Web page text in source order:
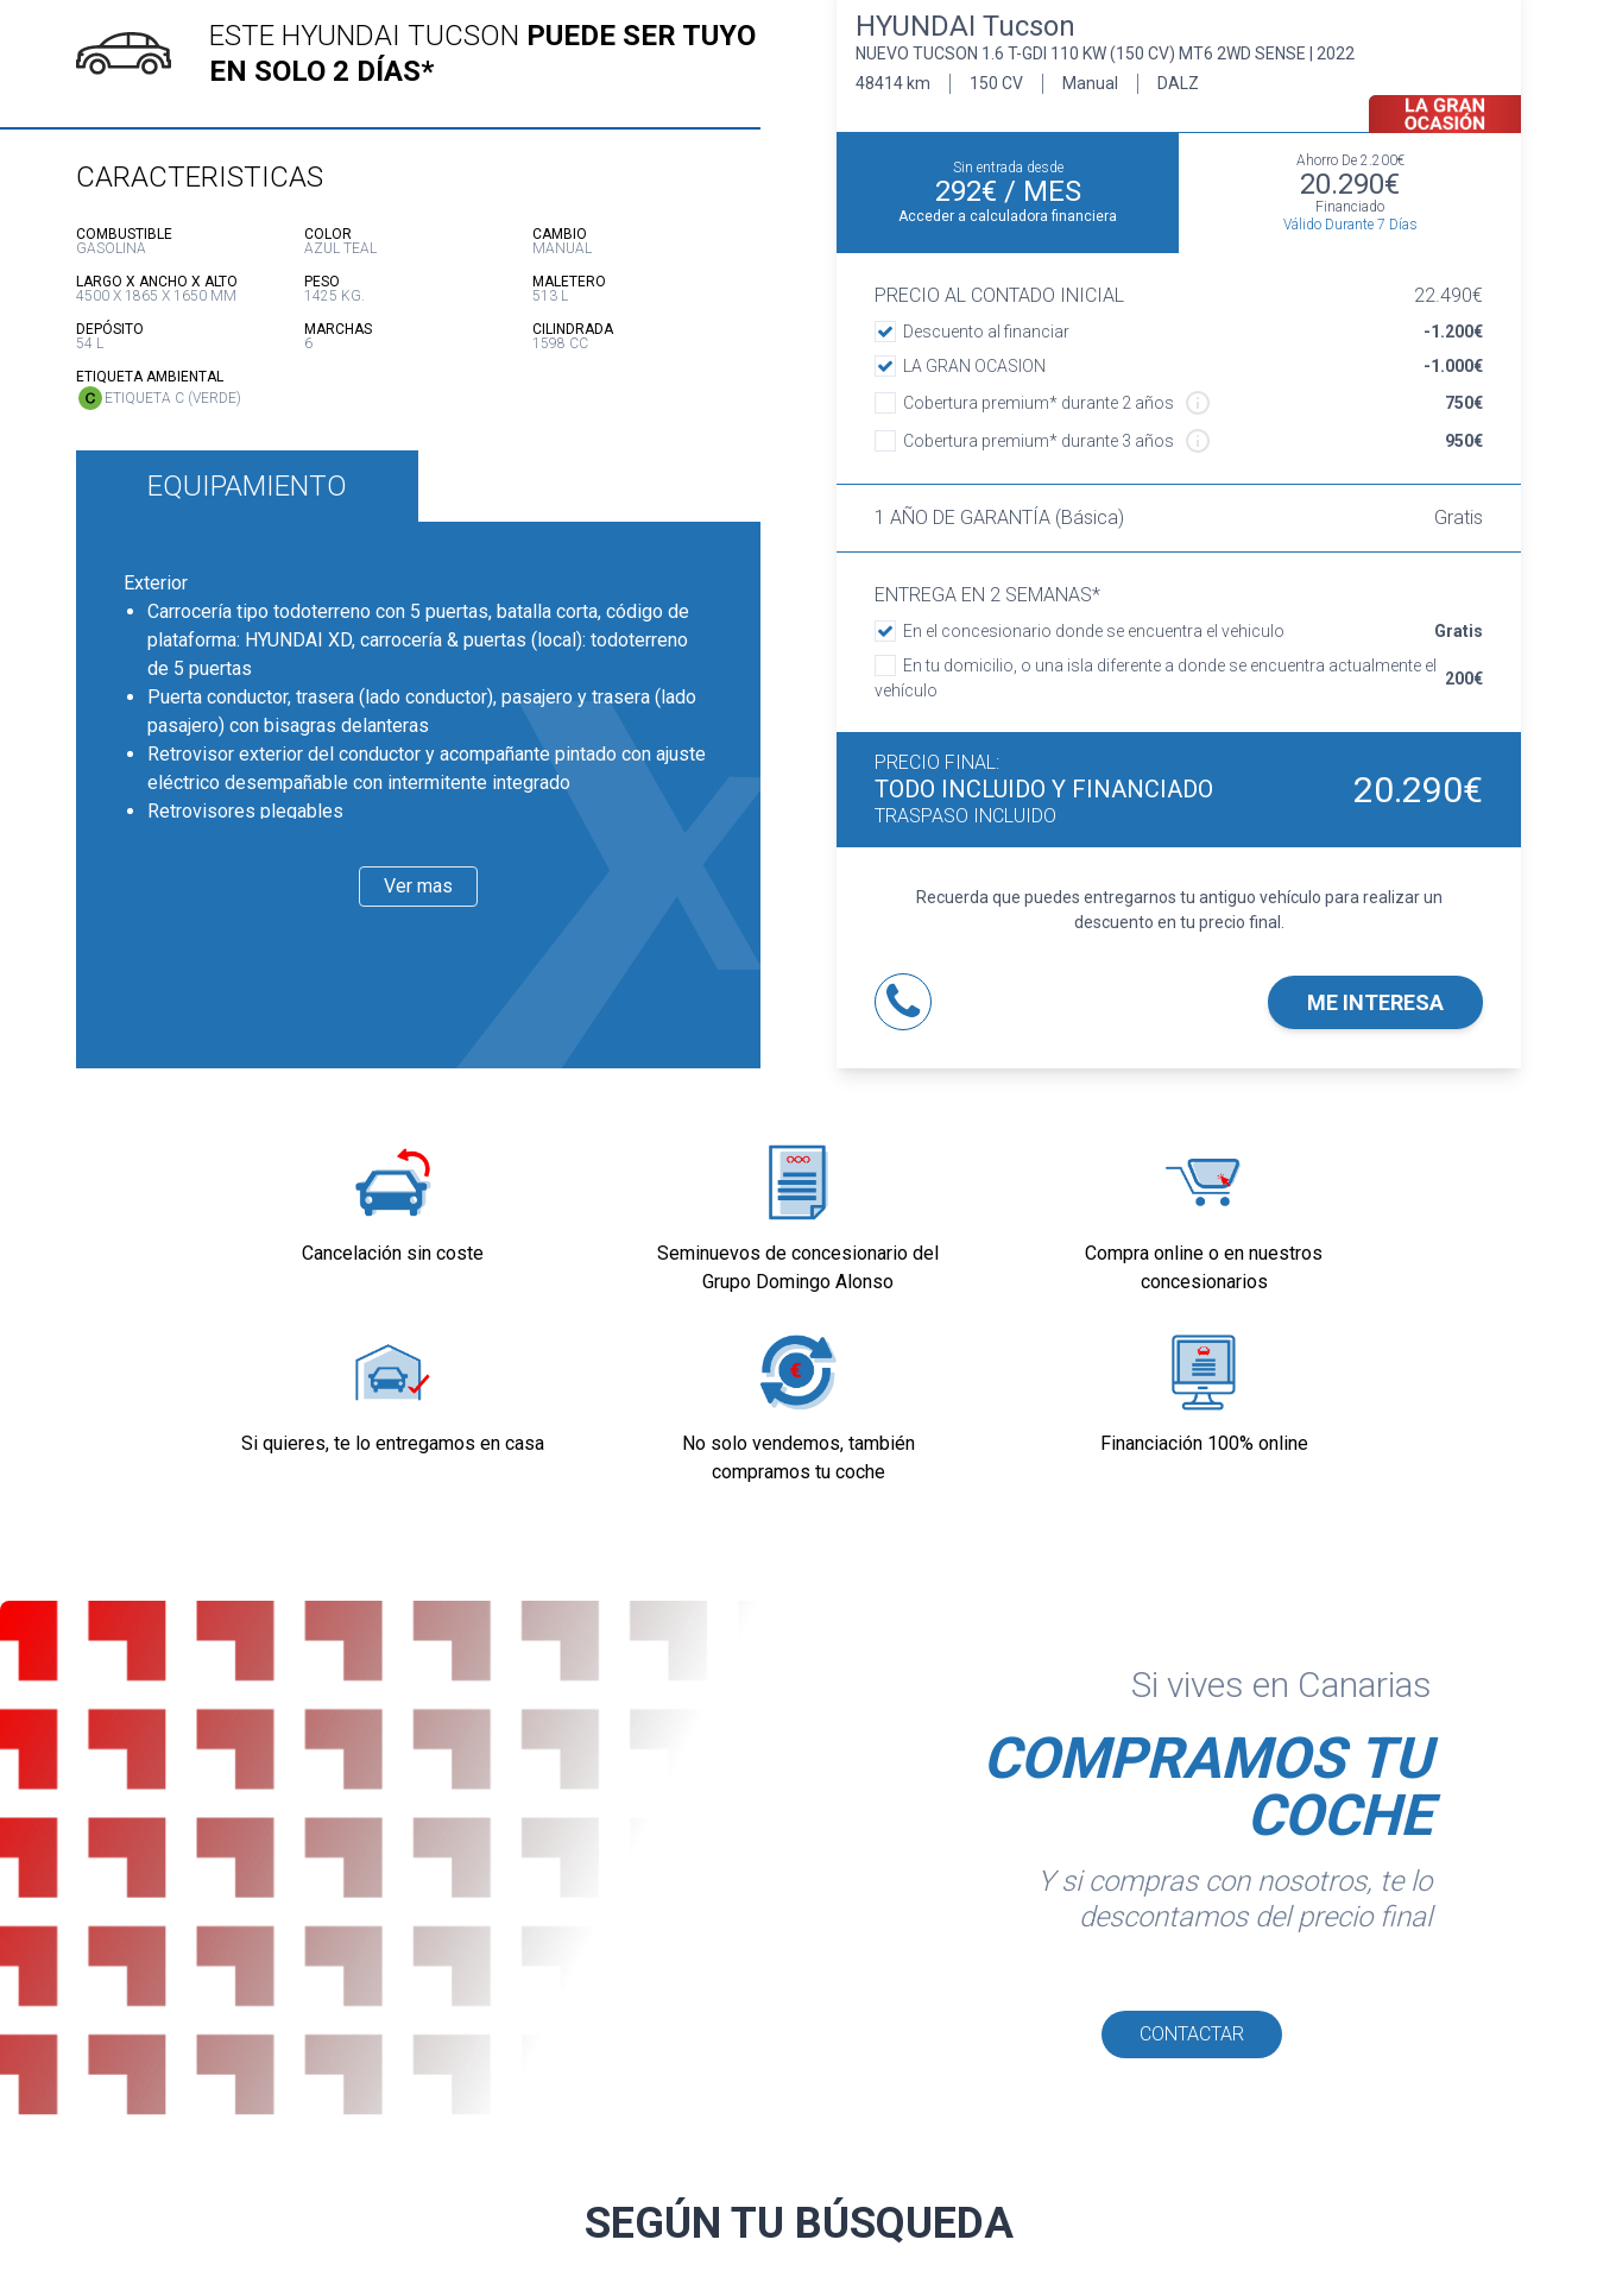
ESTE HYUNDAI TUCSON PUEDE SER TUYO
EN SOLO 2 DÍAS*
CARACTERISTICAS
COMBUSTIBLE:
GASOLINA
COLOR
AZUL TEAL
CAMBIO
MANUAL
LARGO X ANCHO X ALTO
4500 X 1865 X 1650 MM
PESO
1425 KG.
MALETERO
513 L
DEPÓSITO
54 L
MARCHAS:
6
CILINDRADA:
1598 CC
ETIQUETA AMBIENTAL
ETIQUETA C (VERDE)
EQUIPAMIENTO
Exterior
Carrocería tipo todoterreno con 5 puertas, batalla corta, código de
plataforma: HYUNDAI XD, carrocería & puertas (local): todoterreno
de 5 puertas
Puerta conductor, trasera (lado conductor), pasajero y trasera (lado
pasajero) con bisagras delanteras
Retrovisor exterior del conductor y acompañante pintado con ajuste
eléctrico desempañable con intermitente integrado
Retrovisores plegables
diámetro y 7,0 pulgadas de ancho bi-tono, 43,2 y 17,8
Faros con lente elipsoidal, bombilla halógena y luz larga con
Apoyabrazos central delantero
asiento delantero del acompañante individual
Asientos traseros de tres plazas de tipo 40/20/40 de orientación
delantera con respaldo abatible asimétrico
Cierre centralizado con mando a distancia
Elevalunas eléctricos delanteros con dos de ellos de un solo toque,
Dirección asistida eléctrica
Control de crucero
Tarjeta / llave inteligente automática
Control electrónico de tracción
Airbag lateral de cortina delantero y trasero
Suspensión delantera tipo McPherson o similar y mediante muelle
independientes
Airbag frontal del conductor, airbag frontal del acompañante
Reposacabezas activos en asientos delanteros, tres
Cinturón de seguridad trasero en lado conductor, cinturón de
Ver mas
HYUNDAI Tucson
NUEVO TUCSON 1.6 T-GDI 110 KW (150 CV) MT6 2WD SENSE | 2022
48414 km
150 CV Manual DALZ
Sin entrada desde
292€ / MES
Acceder a calculadora financiera
Ahorro De 2.200€
20.290€
Financiado
Válido Durante 7 Días
PRECIO AL CONTADO INICIAL 22.490€
Descuento al financiar
-1.200€
LA GRAN OCASION
-1.000€
Cobertura premium* durante 2 años
750€
Cobertura premium* durante 3 años
950€
1 AÑO DE GARANTÍA (Básica) Gratis
ENTREGA EN 2 SEMANAS*
En el concesionario donde se encuentra el vehiculo
Gratis
En tu domicilio, o una isla diferente a donde se encuentra actualmente el
vehículo
200€
PRECIO FINAL:
TODO INCLUIDO Y FINANCIADO
TRASPASO INCLUIDO
20.290€
Recuerda que puedes entregarnos tu antiguo vehículo para realizar un
descuento en tu precio final.
ME INTERESA
Cancelación sin coste
Seminuevos de concesionario del
Grupo Domingo Alonso
Compra online o en nuestros
concesionarios
Si quieres, te lo entregamos en casa
No solo vendemos, también
compramos tu coche
Financiación 100% online
Si vives en Canarias
COMPRAMOS TU
COCHE
Y si compras con nosotros, te lo
descontamos del precio final
CONTACTAR
SEGÚN TU BÚSQUEDA